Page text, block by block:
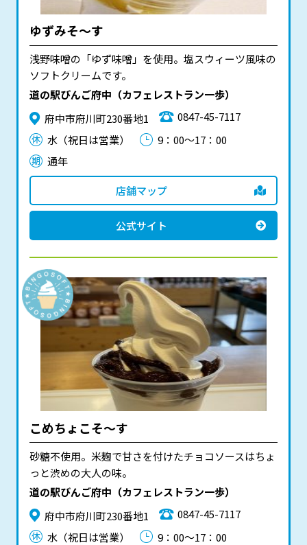
ゆずみそ～す
浅野味噌の「ゆず味噌」を使用。塩スウィーツ風味の
ソフトクリームです。
道の駅びんご府中（カフェレストラン一歩）
府中市府川町230番地1
0847-45-7117
水（祝日は営業）
9：00～17：00
通年
店舗マップ
公式サイト
こめちょこそ～す
砂糖不使用。米麹で甘さを付けたチョコソースはちょ
っと渋めの大人の味。
道の駅びんご府中（カフェレストラン一歩）
府中市府川町230番地1
0847-45-7117
水（祝日は営業）
9：00～17：00